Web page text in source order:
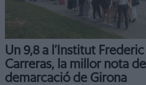
Un 9,8 a l’Institut
Carreras, la millor nota
demarcació de Girona